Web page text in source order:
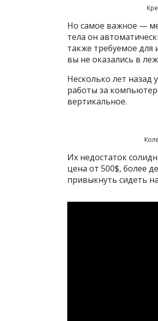
Но самое важное —
тела он
также требуемое для
вы не оказались в
Несколько лет назад
работы за
вертикальное.
Их недостаток
цена от 500$, более
привыкнуть сидеть